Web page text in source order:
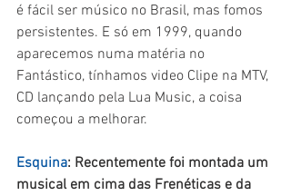
é fácil ser músico no Brasil, mas fomos
persistentes. E só em 1999, quando
aparecemos numa matéria no
Fantástico, tínhamos video Clipe na MTV,
CD lançando pela Lua Music, a coisa
começou a melhorar.
Esquina: Recentemente foi montada um
musical em cima das Frenéticas e da